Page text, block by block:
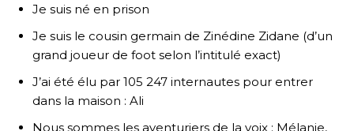
Je suis né en prison
Je suis le cousin germain de Zinédine Zidane (d’un
grand joueur de foot selon l’intitulé exact)
J’ai été élu par 105 247 internautes pour entrer
dans la maison : Ali
Nous sommes les aventuriers de la voix : Mélanie,